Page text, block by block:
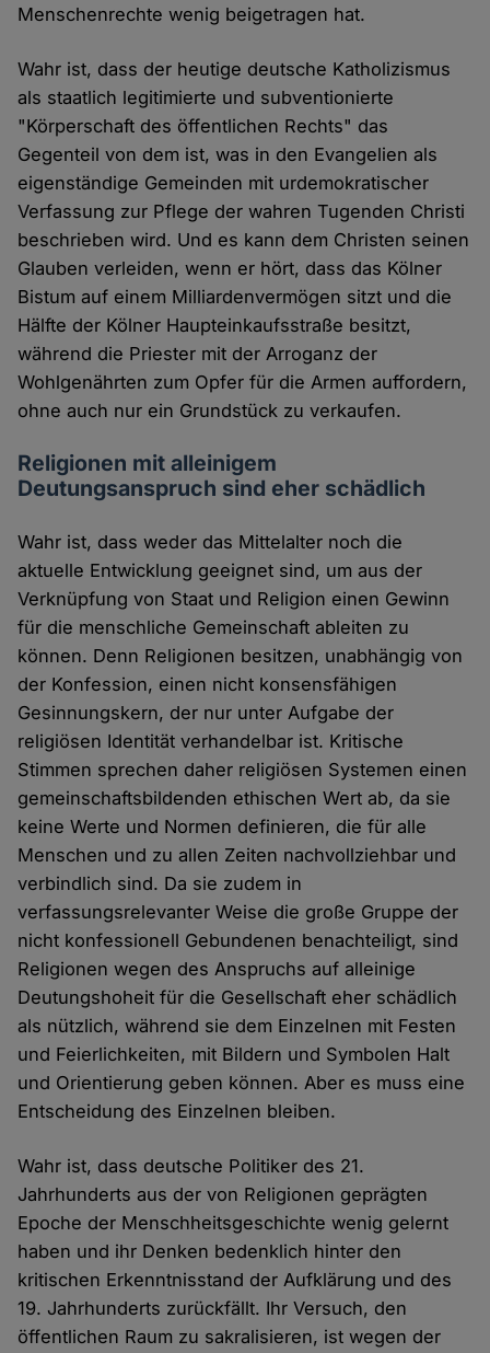
Menschenrechte wenig beigetragen hat.
Wahr ist, dass der heutige deutsche Katholizismus
als staatlich legitimierte und subventionierte
"Körperschaft des öffentlichen Rechts" das
Gegenteil von dem ist, was in den Evangelien als
eigenständige Gemeinden mit urdemokratischer
Verfassung zur Pflege der wahren Tugenden Christi
beschrieben wird. Und es kann dem Christen seinen
Glauben verleiden, wenn er hört, dass das Kölner
Bistum auf einem Milliardenvermögen sitzt und die
Hälfte der Kölner Haupteinkaufsstraße besitzt,
während die Priester mit der Arroganz der
Wohlgenährten zum Opfer für die Armen auffordern,
ohne auch nur ein Grundstück zu verkaufen.
Religionen mit alleinigem
Deutungsanspruch sind eher schädlich
Wahr ist, dass weder das Mittelalter noch die
aktuelle Entwicklung geeignet sind, um aus der
Verknüpfung von Staat und Religion einen Gewinn
für die menschliche Gemeinschaft ableiten zu
können. Denn Religionen besitzen, unabhängig von
der Konfession, einen nicht konsensfähigen
Gesinnungskern, der nur unter Aufgabe der
religiösen Identität verhandelbar ist. Kritische
Stimmen sprechen daher religiösen Systemen einen
gemeinschaftsbildenden ethischen Wert ab, da sie
keine Werte und Normen definieren, die für alle
Menschen und zu allen Zeiten nachvollziehbar und
verbindlich sind. Da sie zudem in
verfassungsrelevanter Weise die große Gruppe der
nicht konfessionell Gebundenen benachteiligt, sind
Religionen wegen des Anspruchs auf alleinige
Deutungshoheit für die Gesellschaft eher schädlich
als nützlich, während sie dem Einzelnen mit Festen
und Feierlichkeiten, mit Bildern und Symbolen Halt
und Orientierung geben können. Aber es muss eine
Entscheidung des Einzelnen bleiben.
Wahr ist, dass deutsche Politiker des 21.
Jahrhunderts aus der von Religionen geprägten
Epoche der Menschheitsgeschichte wenig gelernt
haben und ihr Denken bedenklich hinter den
kritischen Erkenntnisstand der Aufklärung und des
19. Jahrhunderts zurückfällt. Ihr Versuch, den
öffentlichen Raum zu sakralisieren, ist wegen der